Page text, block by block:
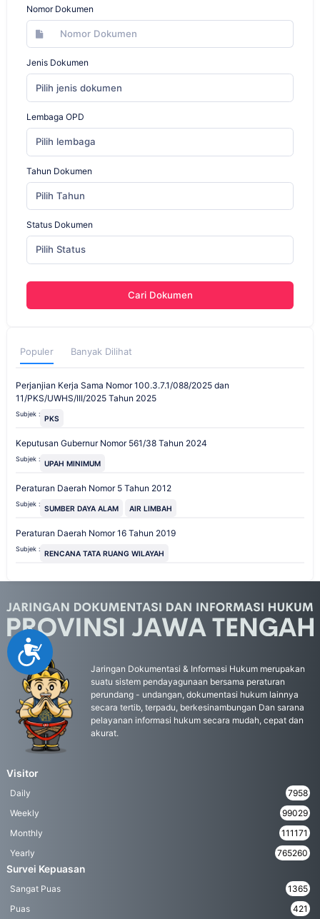
Accessibility
Nomor Dokumen
Jenis Dokumen
Pilih jenis dokumen
Lembaga OPD
Pilih lembaga
Tahun Dokumen
Pilih Tahun
Status Dokumen
Pilih Status
Cari Dokumen
Populer Banyak Dilihat
Perjanjian Kerja Sama Nomor 100.3.7.1/088/2025 dan
11/PKS/UWHS/III/2025 Tahun 2025
Subjek : PKS
Keputusan Gubernur Nomor 561/38 Tahun 2024
Subjek : UPAH MINIMUM
Peraturan Daerah Nomor 5 Tahun 2012
Subjek : SUMBER DAYA ALAM AIR LIMBAH
Peraturan Daerah Nomor 16 Tahun 2019
Subjek : RENCANA TATA RUANG WILAYAH
Jaringan Dokumentasi & Informasi Hukum merupakan
suatu sistem pendayagunaan bersama peraturan
perundang - undangan, dokumentasi hukum lainnya
secara tertib, terpadu, berkesinambungan Dan sarana
pelayanan informasi hukum secara mudah, cepat dan
akurat.
Visitor
Daily
7958
Weekly
99029
Monthly
111171
Yearly
765260
Survei Kepuasan
Sangat Puas
1365
Puas
421